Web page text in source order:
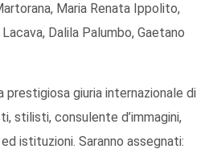
Maria Renata Ippolito,
Dalila Palumbo, Gaetano
prestigiosa giuria internazionale di
stilisti, consulente d’immagini,
istituzioni. Saranno assegnati: